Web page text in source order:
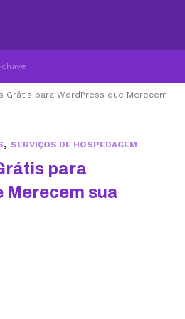
Grátis para WordPress que Merecem
, SERVIÇOS DE HOSPEDAGEM
para
Merecem sua